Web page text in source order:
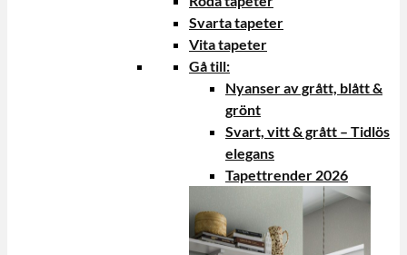
Svarta tapeter
Vita tapeter
Gå till:
Nyanser av grått, blått &
grönt
Svart, vitt & grått – Tidlös
elegans
Tapettrender 2026